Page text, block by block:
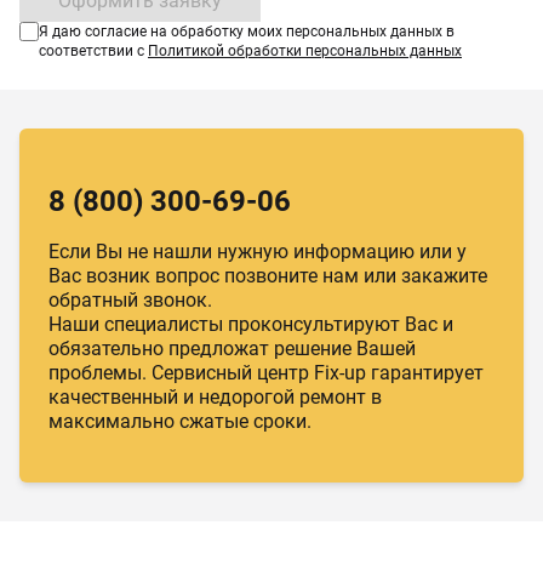
Я даю согласие на обработку моих персональных данных в
соответствии с Политикой обработки персональных данных
8 (800) 300-69-06
Если Вы не нашли нужную информацию или у
Вас возник вопрос позвоните нам или закажите
обратный звонок.
Наши специалисты проконсультируют Вас и
обязательно предложат решение Вашей
проблемы. Сервисный центр Fix-up гарантирует
качественный и недорогой ремонт в
максимально сжатые сроки.